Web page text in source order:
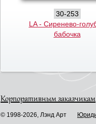
30-253
LA - Сиренево-
бабочка
Корпоративным заказчикам
© 1998-2026, Лэнд Арт